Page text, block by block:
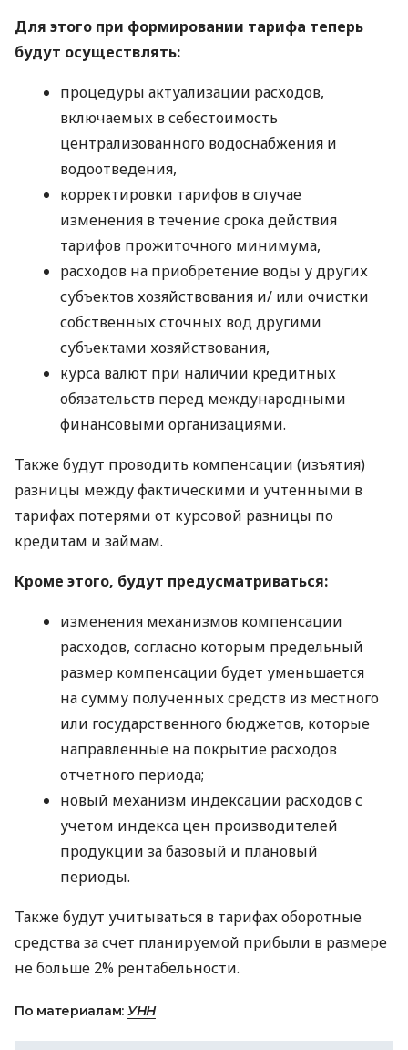
Для этого при формировании тарифа теперь
будут осуществлять:
процедуры актуализации расходов,
включаемых в себестоимость
централизованного водоснабжения и
водоотведения,
корректировки тарифов в случае
изменения в течение срока действия
тарифов прожиточного минимума,
расходов на приобретение воды у других
субъектов хозяйствования и/ или очистки
собственных сточных вод другими
субъектами хозяйствования,
курса валют при наличии кредитных
обязательств перед международными
финансовыми организациями.
Также будут проводить компенсации (изъятия)
разницы между фактическими и учтенными в
тарифах потерями от курсовой разницы по
кредитам и займам.
Кроме этого, будут предусматриваться:
изменения механизмов компенсации
расходов, согласно которым предельный
размер компенсации будет уменьшается
на сумму полученных средств из местного
или государственного бюджетов, которые
направленные на покрытие расходов
отчетного периода;
новый механизм индексации расходов с
учетом индекса цен производителей
продукции за базовый и плановый
периоды.
Также будут учитываться в тарифах оборотные
средства за счет планируемой прибыли в размере
не больше 2% рентабельности.
По материалам: УНН